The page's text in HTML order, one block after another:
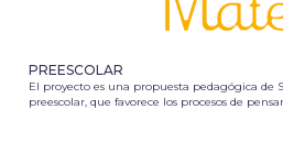
PREESCOLAR
El proyecto es una propuesta pedagógica de
preescolar, que favorece los procesos de